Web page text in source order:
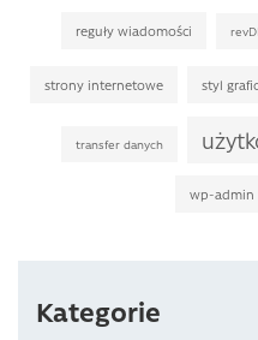
reguły wiadomości
strony internetowe styl
transfer danych
wp-admin
Kategorie